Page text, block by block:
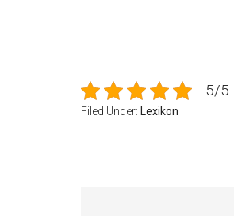
5/5
Filed Under: Lexikon